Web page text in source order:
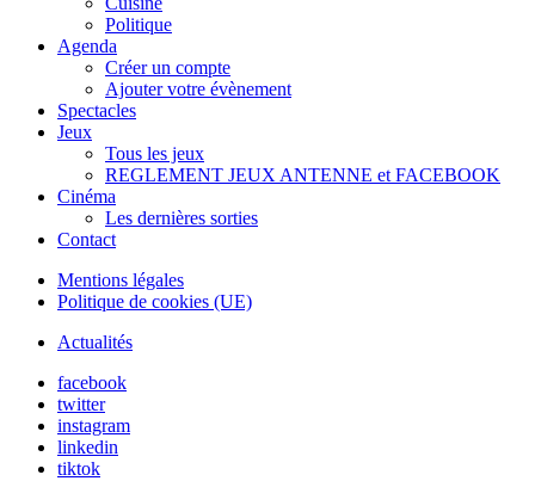
Politique
Agenda
Créer un compte
Ajouter votre évènement
Spectacles
Jeux
Tous les jeux
REGLEMENT JEUX ANTENNE et FACEBOOK
Cinéma
Les dernières sorties
Contact
Mentions légales
Politique de cookies (UE)
Actualités
facebook
twitter
instagram
linkedin
tiktok